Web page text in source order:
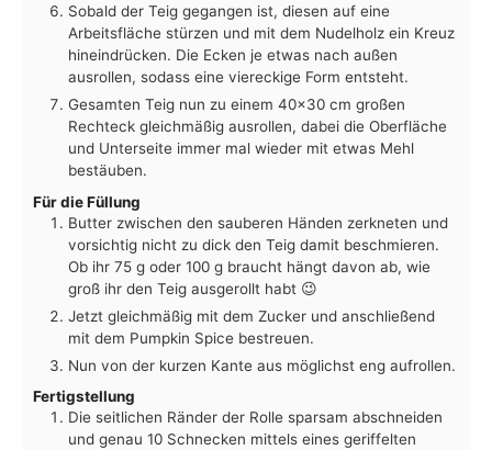
Sobald der Teig gegangen ist, diesen auf eine
Arbeitsfläche stürzen und mit dem Nudelholz ein Kreuz
hineindrücken. Die Ecken je etwas nach außen
ausrollen, sodass eine viereckige Form entsteht.
Gesamten Teig nun zu einem 40x30 cm großen
Rechteck gleichmäßig ausrollen, dabei die Oberfläche
und Unterseite immer mal wieder mit etwas Mehl
bestäuben.
Für die Füllung
Butter zwischen den sauberen Händen zerkneten und
vorsichtig nicht zu dick den Teig damit beschmieren.
Ob ihr 75 g oder 100 g braucht hängt davon ab, wie
groß ihr den Teig ausgerollt habt 😉
Jetzt gleichmäßig mit dem Zucker und anschließend
mit dem Pumpkin Spice bestreuen.
Nun von der kurzen Kante aus möglichst eng aufrollen.
Fertigstellung
Die seitlichen Ränder der Rolle sparsam abschneiden
und genau 10 Schnecken mittels eines geriffelten